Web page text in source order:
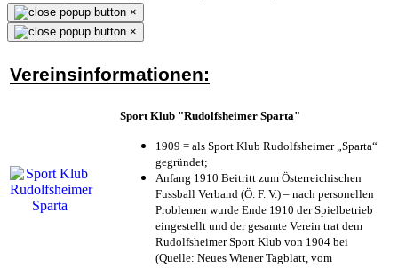
×
×
Vereinsinformationen:
Sport Klub "Rudolfsheimer Sparta"
1909 = als Sport Klub Rudolfsheimer „Sparta“
gegründet;
Anfang 1910 Beitritt zum Österreichischen
Fussball Verband (Ö. F. V.) – nach personellen
Problemen wurde Ende 1910 der Spielbetrieb
eingestellt und der gesamte Verein trat dem
Rudolfsheimer Sport Klub von 1904 bei
(Quelle: Neues Wiener Tagblatt, vom